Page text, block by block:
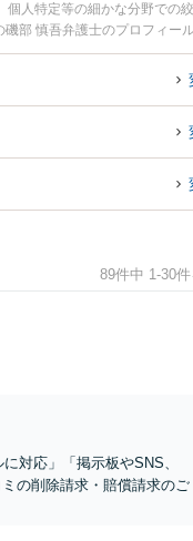
人特定等の細かな分野での
部 慎吾弁護士のプロフィー
士に相談したい』『ネット
できる福岡県内の弁護士に相
89件中 1-30
対応」「掲示板やSNS、
の削除請求・賠償請求のご